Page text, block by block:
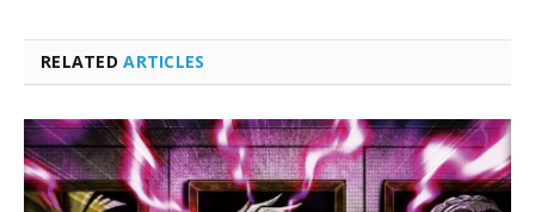
RELATEDARTICLES